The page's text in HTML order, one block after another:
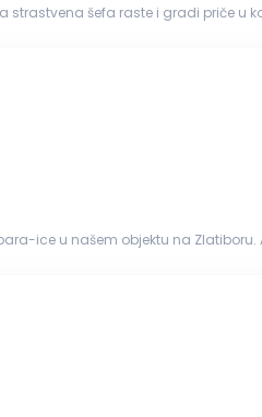
strastvena šefa raste i gradi priče u
ice u našem objektu na Zlatiboru.